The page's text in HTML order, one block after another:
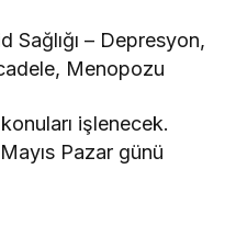
Sağlığı – Depresyon,
Menopozu
işlenecek.
Pazar günü